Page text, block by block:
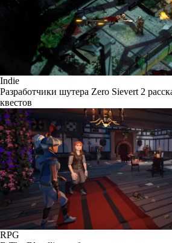
Indie
Разработчики шутера Zero Sievert 2
квестов
RPG